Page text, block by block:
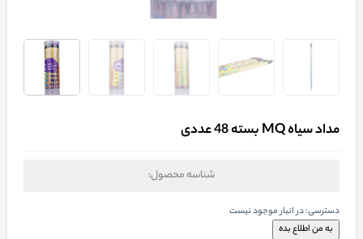
مداد سیاه MQ بسته 48 عددی
شناسه محصول:
دسترسی:در انبار موجود نیست